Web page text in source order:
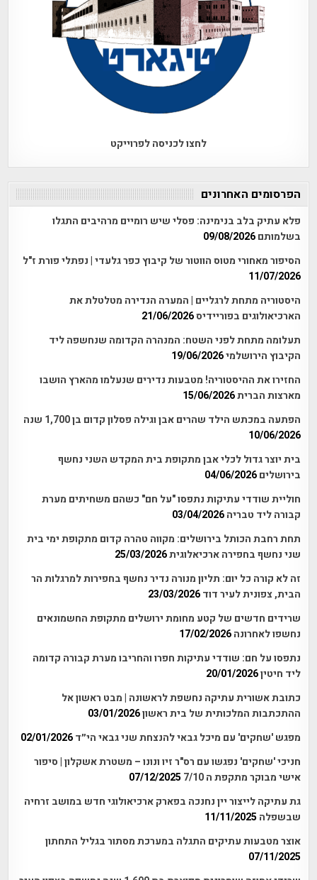
לחצו לכניסה לפרוייקט
הפרסומים האחרונים
פלא עתיק בלב בנימינה: פסלי שיש רומיים מרהיבים התגלו
בשלמותם 09/08/2026
הסיפור מאחורי מטוס הווטור של קיבוץ כפר גלעדי | נפתלי פורת ז"ל
11/07/2026
היסטוריה מתחת לרגליים | המערה הנדירה מטלטלת את
הארכיאולוגים בפוריידיס21/06/2026
תעלומה מתחת לפני השטח: המנהרה הקדומה שנחשפה ליד
הקיבוץ הירושלמי19/06/2026
החזירו את ההיסטוריה! מטבעות נדירים שנעלמו מהארץ הושבו
מארצות הברית15/06/2026
הפתעה במכתש הילד שהרים אבן וגילה פסלון קדום בן 1,700 שנה
10/06/2026
בית יוצר גדול לכלי אבן מתקופת בית המקדש השני נחשף
בירושלים 04/06/2026
חוליית שודדי עתיקות נתפסו "על חם" כשהם משחיתים מערת
קבורה ליד טבריה 03/04/2026
תחת רחבת הכותל בירושלים: מקווה טהרה קדום מתקופת ימי בית
שני נחשף בחפירה ארכיאלוגית25/03/2026
זה לא קורה כל יום: תליון מנורה נדיר נחשף בחפירות למרגלות הר
הבית, צפונית לעיר דוד 23/03/2026
שרידים חדשים של קטע מחומת ירושלים מתקופת החשמונאים
נחשפו לאחרונה 17/02/2026
נתפסו על חם: שודדי עתיקות חפרו והחריבו מערת קבורה קדומה
ליד חיטין20/01/2026
כתובת אשורית עתיקה נחשפת לראשונה | מבט ראשון אל
ההתכתבות המלכותית של בית ראשון03/01/2026
מפגש 'שחקים' עם מיכל גבאי להנצחת שני גבאי הי״ד 02/01/2026
חניכי 'שחקים' נפגשו עם רס"ר זיו ונונו – משטרת אשקלון | סיפור
אישי מבוקר מתקפת ה 7/10
07/12/2025
גת עתיקה לייצור יין נחנכה בפארק ארכיאולוגי חדש במושב זרחיה
שבשפלה 11/11/2025
אוצר מטבעות עתיקים התגלה במערכת מסתור בגליל התחתון
07/11/2025